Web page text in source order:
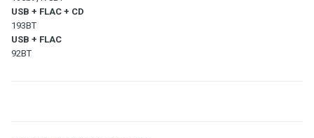
USB + FLAC + CD
193BT
USB + FLAC
92BT